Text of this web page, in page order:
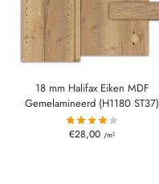
18 mm Halifax Eiken MDF
Gemelamineerd (H1180 ST37)
€28,00 /m²